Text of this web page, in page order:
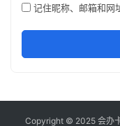
记住昵称、邮箱和网
Copyright © 2025 会办